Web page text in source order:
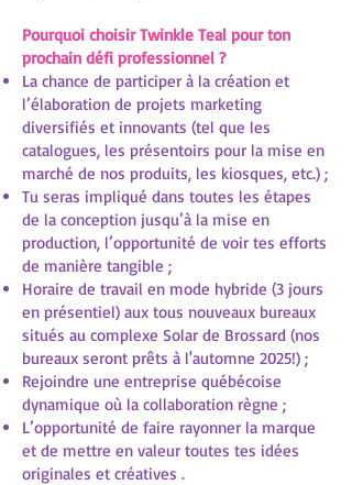
Pourquoi choisir Twinkle Teal pour ton
prochain défi professionnel ?
La chance de participer à la création et
l’élaboration de projets marketing
diversifiés et innovants (tel que les
catalogues, les présentoirs pour la mise en
marché de nos produits, les kiosques, etc.) ;
Tu seras impliqué dans toutes les étapes
de la conception jusqu’à la mise en
production, l’opportunité de voir tes efforts
de manière tangible ;
Horaire de travail en mode hybride (3 jours
en présentiel) aux tous nouveaux bureaux
situés au complexe Solar de Brossard (nos
bureaux seront prêts à l'automne 2025!) ;
Rejoindre une entreprise québécoise
dynamique où la collaboration règne ;
L’opportunité de faire rayonner la marque
et de mettre en valeur toutes tes idées
originales et créatives .